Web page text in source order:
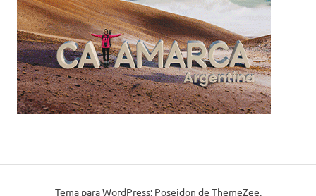
Tema para WordPress: Poseidon de ThemeZee.